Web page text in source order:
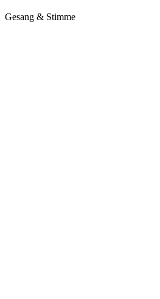
Gesang & Stimme